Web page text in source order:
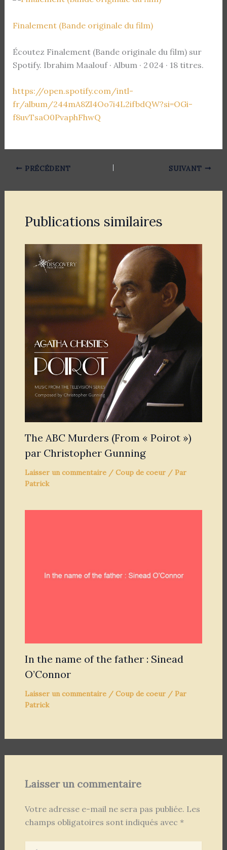
Finalement (Bande originale du film)
Écoutez Finalement (Bande originale du film) sur
Spotify. Ibrahim Maalouf · Album · 2 024 · 18 titres.
https://open.spotify.com/intl-
fr/album/244mA8Zl4Oo7i4L2ifbdQW?si=OGi-
f8uvTsaO0PvaphFhwQ
PRÉCÉDENT SUIVANT
Publications similaires
The ABC Murders (From « Poirot »)
par Christopher Gunning
Laisser un commentaire / Coup de coeur/ Par
Patrick
In the name of the father : Sinead
O’Connor
Laisser un commentaire / Coup de coeur/ Par
Patrick
Laisser un commentaire
Votre adresse e-mail ne sera pas publiée. Les
champs obligatoires sont indiqués avec *